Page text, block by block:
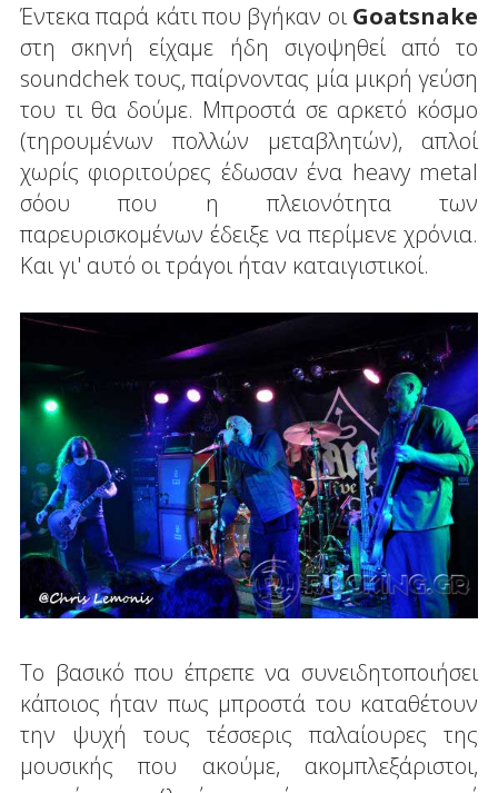
Έντεκα παρά κάτι που βγήκαν οιGoatsnake
στη σκηνή είχαμε ήδη σιγοψηθεί από το
soundchek τους, παίρνοντας μία μικρή γεύση
του τι θα δούμε. Μπροστά σε αρκετό κόσμο
(τηρουμένων πολλών μεταβλητών), απλοί
χωρίς φιοριτούρες έδωσαν ένα heavy metal
σόου που η πλειονότητα των
παρευρισκομένων έδειξε να περίμενε χρόνια.
Και γι' αυτό οι τράγοι ήταν καταιγιστικοί.
Το βασικό που έπρεπε να συνειδητοποιήσει
κάποιος ήταν πως μπροστά του καταθέτουν
την ψυχή τους τέσσερις παλαίουρες της
μουσικής που ακούμε, ακομπλεξάριστοι,